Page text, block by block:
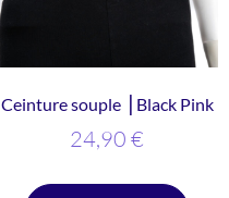
Ceinture souple ⎥ Black Pink
24,90 €